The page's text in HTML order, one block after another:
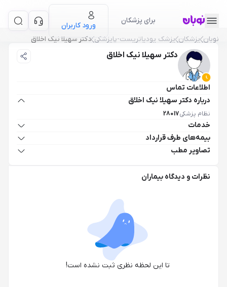
برای پزشکان
ورود کاربران
نوبان پزشکان پزشک پودیاتریست-پاپزشکی دکتر سهیلا نیک اخلاق
دکتر سهیلا نیک اخلاق
اطلاعات تماس
درباره دکتر سهیلا نیک اخلاق
نظام پزشکی28017
خدمات
بیمه‌های طرف قرارداد
تصاویر مطب
نظرات و دیدگاه بیماران
تا این لحظه نظری ثبت نشده است!